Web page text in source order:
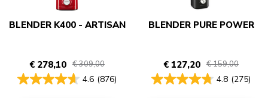
BLENDER K400 - ARTISAN
€ 278,10 € 309,00
4.6 (876)
BLENDER PURE POWER
€ 127,20 € 159,00
4.8 (275)